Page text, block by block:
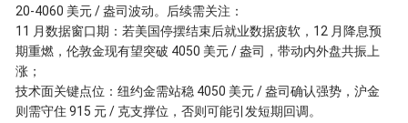
20-4060 美元 / 盎司波动。后续需关注：
11 月数据窗口期：若美国停摆结束后就业数据疲软，12 月降息预
期重燃，伦敦金现有望突破 4050 美元 / 盎司，带动内外盘共振上
涨；
技术面关键点位：纽约金需站稳 4050 美元 / 盎司确认强势，沪金
则需守住 915 元 / 克支撑位，否则可能引发短期回调。